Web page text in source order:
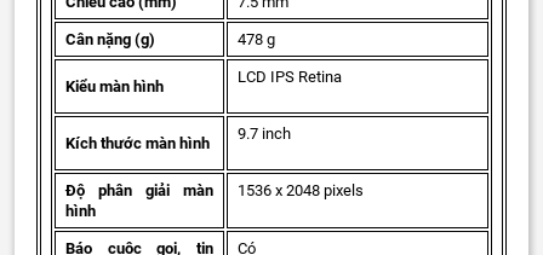
Cân nặng (g) 478 g
Kiểu màn hình
LCD IPS Retina
Kích thước màn hình
9.7 inch
Độ phân giải màn
hình
1536 x 2048 pixels
Báo cuộc gọi, tin Có